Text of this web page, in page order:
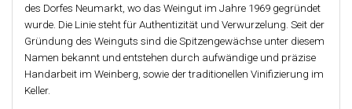
des Dorfes Neumarkt, wo das Weingut im Jahre 1969 gegründet
wurde. Die Linie steht für Authentizität und Verwurzelung. Seit der
Gründung des Weinguts sind die Spitzengewächse unter diesem
Namen bekannt und entstehen durch aufwändige und präzise
Handarbeit im Weinberg, sowie der traditionellen Vinifizierung im
Keller.